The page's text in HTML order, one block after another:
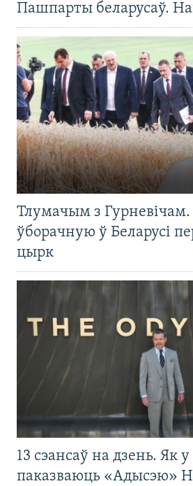
Пашпарты беларусаў.
Тлумачым з
ўборачную ў Беларусі
цырк
13 сэансаў на дзень. Як
паказваюць «Адысэю»